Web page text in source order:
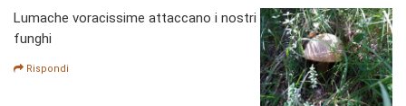
Lumache voracissime attaccano i nostri
funghi
Rispondi